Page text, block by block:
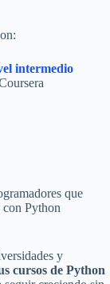
intermedio
que
con Python
y
cursos de Python